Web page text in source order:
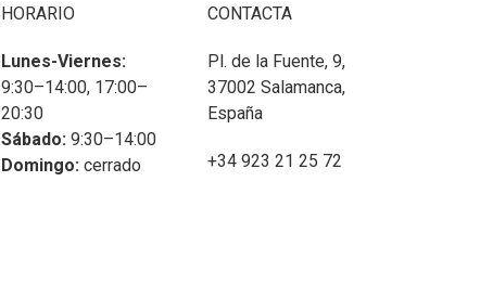
HORARIO
Lunes-Viernes:
9:30–14:00, 17:00–
20:30
Sábado:9:30–14:00
Domingo:cerrado
CONTACTA
Pl. de la Fuente, 9,
37002 Salamanca,
España
+34 923 21 25 72